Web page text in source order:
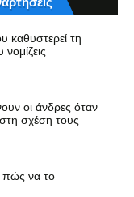
καθυστερεί τη
οι άνδρες όταν
σχέση τους
πώς να το